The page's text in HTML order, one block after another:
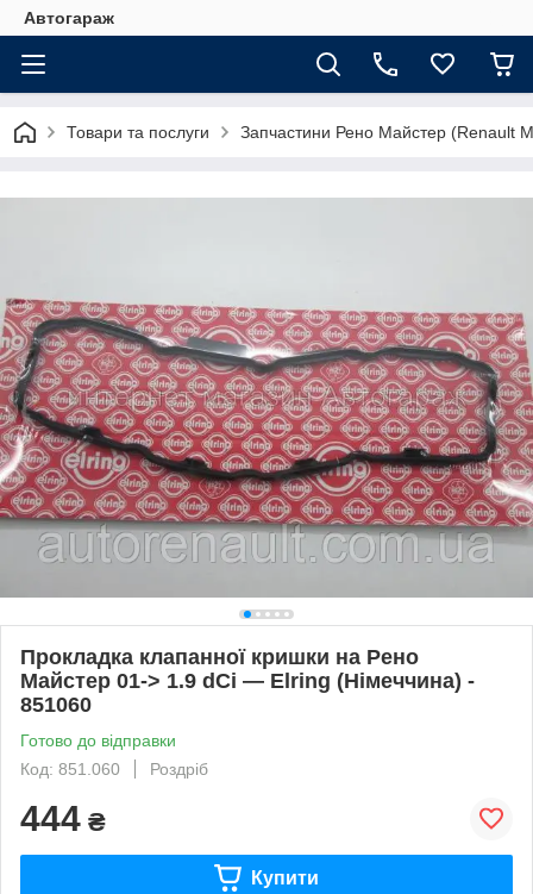
Автогараж
Товари та послуги Запчастини Рено Майстер (Renault
Прокладка клапанної кришки на Рено
Майстер 01-> 1.9 dCi — Elring (Німеччина) -
851060
Готово до відправки
Код: 851.060
Роздріб
444 ₴
Купити